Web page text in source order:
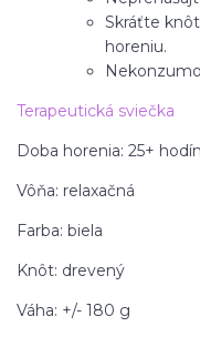
Skráťte
horeniu.
Terapeutická sviečka
Doba horenia: 25+ hodín
Vôňa: relaxačná
Farba: biela
Knôt: drevený
Váha: +/- 180 g